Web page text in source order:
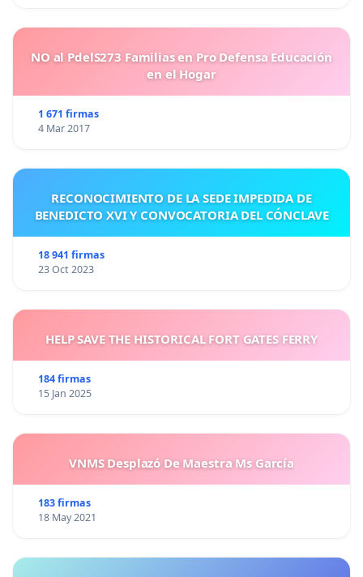
NO al PdelS273 Familias en Pro Defensa Educación
en el Hogar
1 671 firmas
4 Mar 2017
RECONOCIMIENTO DE LA SEDE IMPEDIDA DE
BENEDICTO XVI Y CONVOCATORIA DEL CÓNCLAVE
18 941 firmas
23 Oct 2023
HELP SAVE THE HISTORICAL FORT GATES FERRY
184 firmas
15 Jan 2025
VNMS Desplazó De Maestra Ms García
183 firmas
18 May 2021